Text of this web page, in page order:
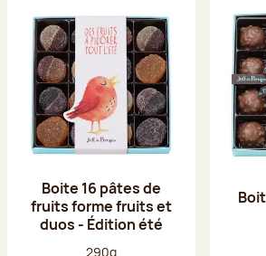
Boite 16 pâtes de
fruits forme fruits et
duos - Édition été
Poids net :
290g